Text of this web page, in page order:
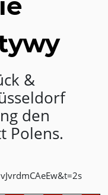
&
den
Polens.